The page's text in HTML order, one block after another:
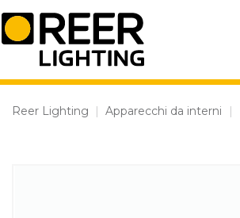
Skip
to
content
Reer Lighting | Apparecchi da interni |